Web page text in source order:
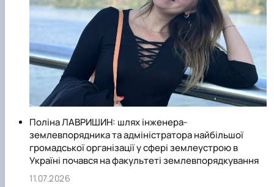
Поліна ЛАВРИШИН: шлях інженера-
землевпорядника та адміністратора найбільшої
громадської організації у сфері землеустрою в
Україні почався на факультеті землевпорядкування
11.07.2026